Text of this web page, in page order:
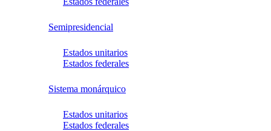
Semipresidencial
Estados unitarios
Estados federales
Sistema monárquico
Estados unitarios
Estados federales